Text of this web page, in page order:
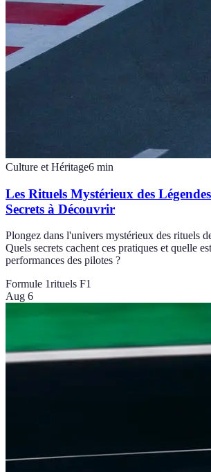
Culture et Héritage6 min
Les Rituels Mystérieux des
Secrets à Découvrir
Plongez dans l'univers mystérieux des rituels
Quels secrets cachent ces pratiques et quelle
performances des pilotes ?
Formule 1rituels F1
Aug 6